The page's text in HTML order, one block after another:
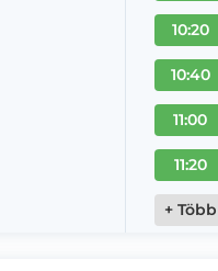
10:20
10:40
11:00
11:20
+ Több